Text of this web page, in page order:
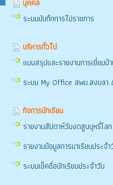
บุคคล
ระบบบันทึกการไปราชการ
บริหารทั่วไป
แบบสรุปและรายงานการเยี่ยม
ระบบ My Office สพม.สงขลา
กิจการนักเรียน
รายงานสัปดาห์วันงดสูบบุหรี่โลก
รายงานข้อมูลการมาเรียนประจ
ระบบเช็คชื่อนักเรียนประจำวัน